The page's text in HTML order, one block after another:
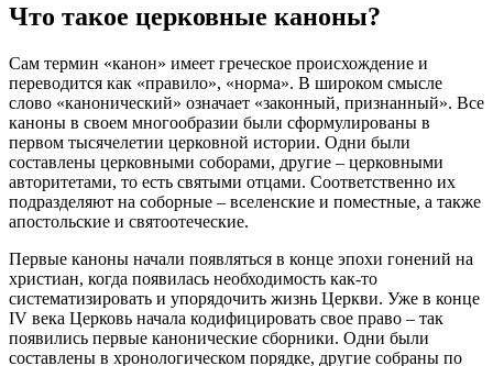
Что такое церковные каноны?
Сам термин «канон» имеет греческое происхождение и
переводится как «правило», «норма». В широком смысле
слово «канонический» означает «законный, признанный». Все
каноны в своем многообразии были сформулированы в
первом тысячелетии церковной истории. Одни были
составлены церковными соборами, другие – церковными
авторитетами, то есть святыми отцами. Соответственно их
подразделяют на соборные – вселенские и поместные, а также
апостольские и святоотеческие.
Первые каноны начали появляться в конце эпохи гонений на
христиан, когда появилась необходимость как-то
систематизировать и упорядочить жизнь Церкви. Уже в конце
IV века Церковь начала кодифицировать свое право – так
появились первые канонические сборники. Одни были
составлены в хронологическом порядке, другие собраны по